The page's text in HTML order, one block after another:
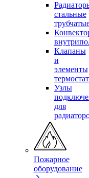
стальные
Клапаны
и
элементы
Узлы
для
Пожарное
оборудование